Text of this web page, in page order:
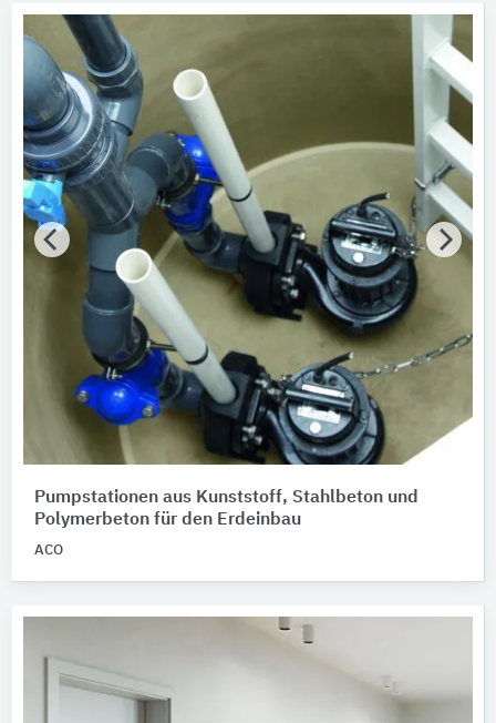
Pumpstationen aus Kunststoff, Stahlbeton und
Polymerbeton für den Erdeinbau
ACO